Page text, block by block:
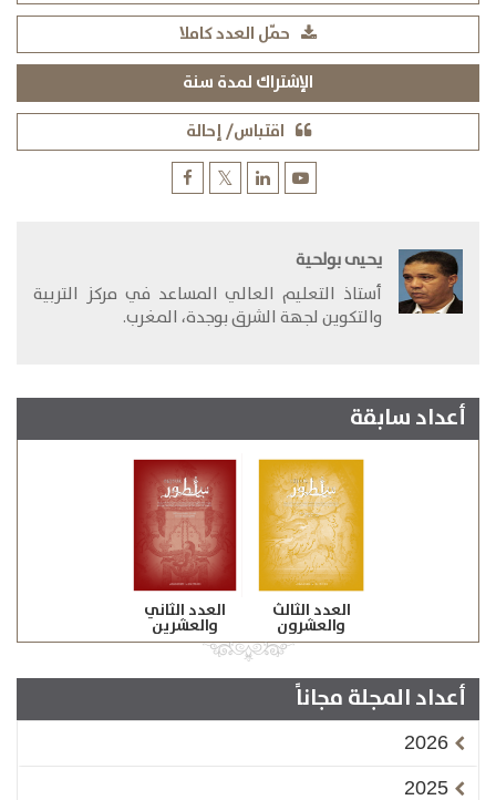
حمّل العدد كاملا
الإشتراك لمدة سنة
اقتباس/ إحالة
يحيى بولحية
​أستاذ التعليم العالي المساعد في مركز التربية
والتكوين لجهة الشرق بوجدة، المغرب.
أعداد سابقة
العدد الثالث
والعشرون
العدد الثاني
والعشرين
أعداد المجلة مجاناً
2026
2025